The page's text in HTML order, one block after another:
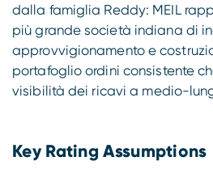
dalla famiglia Reddy: MEIL
più grande società indiana di
approvvigionamento e
portafoglio ordini consistente
visibilità dei ricavi a medio-
Key Rating Assumptions